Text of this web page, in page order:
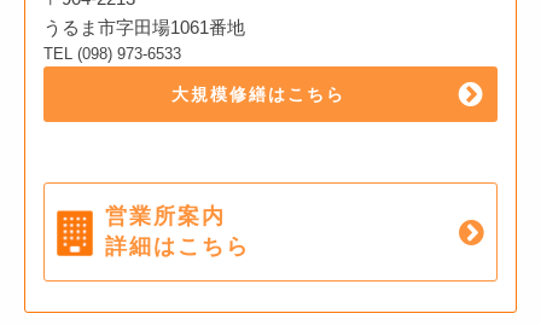
うるま市字田場1061番地
TEL (098) 973-6533
大規模修繕はこちら
営業所案内
詳細はこちら